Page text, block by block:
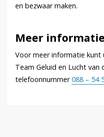
en bezwaar maken.
Meer informatie
Voor meer informatie
Team Geluid en Lucht van
telefoonnummer088 – 54